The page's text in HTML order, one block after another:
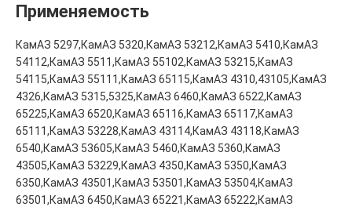
Применяемость
КамАЗ 5297,КамАЗ 5320,КамАЗ 53212,КамАЗ 5410,КамАЗ
54112,КамАЗ 5511,КамАЗ 55102,КамАЗ 53215,КамАЗ
54115,КамАЗ 55111,КамАЗ 65115,КамАЗ 4310,43105,КамАЗ
4326,КамАЗ 5315,5325,КамАЗ 6460,КамАЗ 6522,КамАЗ
65225,КамАЗ 6520,КамАЗ 65116,КамАЗ 65117,КамАЗ
65111,КамАЗ 53228,КамАЗ 43114,КамАЗ 43118,КамАЗ
6540,КамАЗ 53605,КамАЗ 5460,КамАЗ 5360,КамАЗ
43505,КамАЗ 53229,КамАЗ 4350,КамАЗ 5350,КамАЗ
6350,КамАЗ 43501,КамАЗ 53501,КамАЗ 53504,КамАЗ
63501,КамАЗ 6450,КамАЗ 65221,КамАЗ 65222,КамАЗ